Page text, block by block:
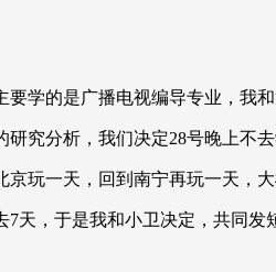
学的是广播电视编导专业，
究分析，我们决定28号晚上不
玩一天，回到南宁再玩一天，
天，于是我和小卫决定，共同